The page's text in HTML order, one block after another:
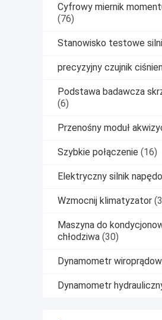
Cyfrowy miernik
(76)
Stanowisko testowe
precyzyjny czujnik
Podstawa badawcza
(6)
Przenośny moduł
Szybkie połączenie (16)
Elektryczny silnik
Wzmocnij klimatyzator
Maszyna do
chłodziwa (30)
Dynamometr
Dynamometr